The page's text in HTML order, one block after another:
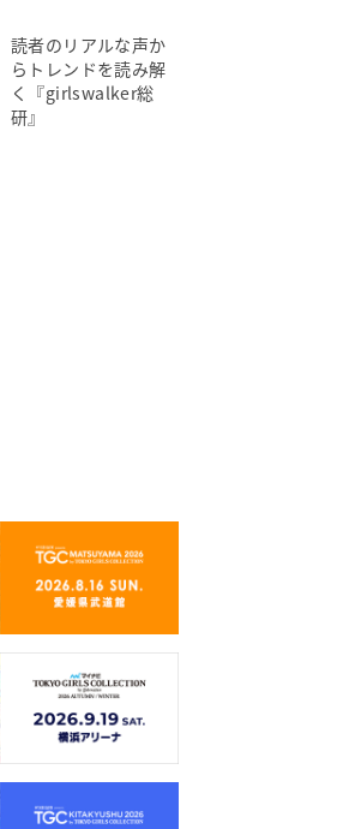
読者のリアルな声か
らトレンドを読み解
く『girlswalker総
研』